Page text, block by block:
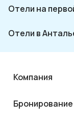
Отели на
Отели в
Компания